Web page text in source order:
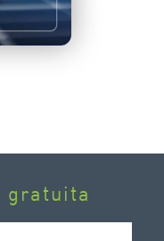
gratuita